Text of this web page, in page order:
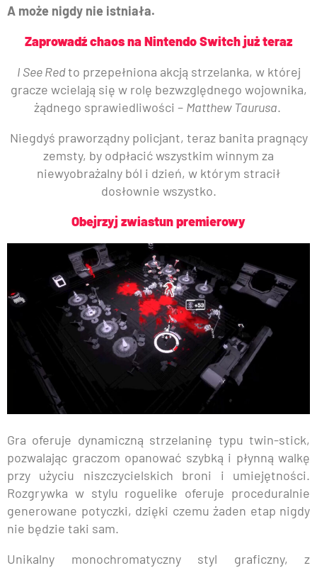
A może nigdy nie istniała.
Zaprowadź chaos na Nintendo Switch już teraz
I See Redto przepełniona akcją strzelanka, w której
gracze wcielają się w rolę bezwzględnego wojownika,
żądnego sprawiedliwości – Matthew Taurusa.
Niegdyś praworządny policjant, teraz banita pragnący
zemsty, by odpłacić wszystkim winnym za
niewyobrażalny ból i dzień, w którym stracił
dosłownie wszystko.
Obejrzyj zwiastun premierowy
Gra oferuje dynamiczną strzelaninę typu twin-stick,
pozwalając graczom opanować szybką i płynną walkę
przy użyciu niszczycielskich broni i umiejętności.
Rozgrywka w stylu roguelike oferuje proceduralnie
generowane potyczki, dzięki czemu żaden etap nigdy
nie będzie taki sam.
Unikalny monochromatyczny styl graficzny, z